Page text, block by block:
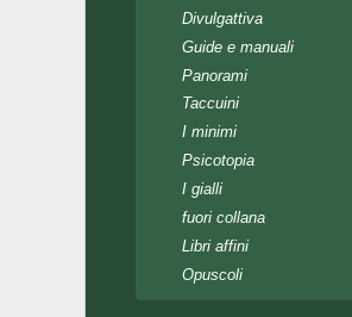
Divulgattiva
Guide e manuali
Panorami
Taccuini
I minimi
Psicotopia
I gialli
fuori collana
Libri affini
Opuscoli